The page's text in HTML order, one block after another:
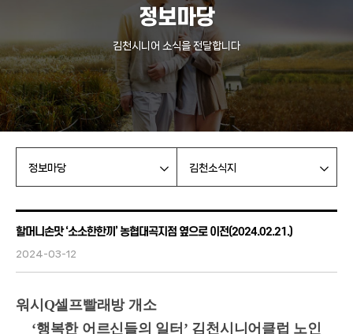
정보마당
김천시니어 소식을 전달합니다
정보마당 김천소식지
할머니손맛 ‘소소한한끼’ 농협대곡지점 옆으로 이전(2024.02.21.)
2024-03-12
워시Q셀프빨래방 개소
‘행복한 어르신들의 일터’ 김천시니어클럽 노인